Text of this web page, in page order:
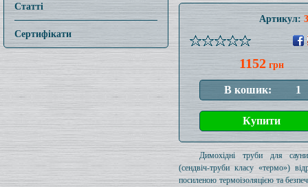
Статті
Сертифікати
Артикул:
1152грн
Димохідні труби для
(сендвіч-труби класу «термо»)
посиленою термоізоляцією та